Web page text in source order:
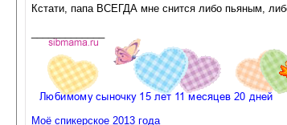
Кстати, папа ВСЕГДА мне снится либо пьяным,
Моё спикерское 2013 года